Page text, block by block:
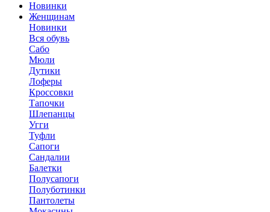
Новинки
Женщинам
Новинки
Вся обувь
Сабо
Мюли
Дутики
Лоферы
Кроссовки
Тапочки
Шлепанцы
Угги
Туфли
Сапоги
Сандалии
Балетки
Полусапоги
Полуботинки
Пантолеты